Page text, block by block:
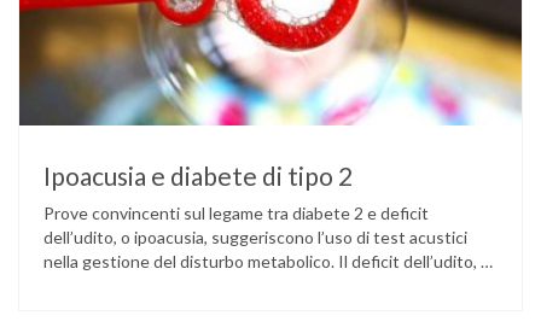
Ipoacusia e diabete di tipo 2
Prove convincenti sul legame tra diabete 2 e deficit
dell’udito, o ipoacusia, suggeriscono l’uso di test acustici
nella gestione del disturbo metabolico. Il deficit dell’udito, o